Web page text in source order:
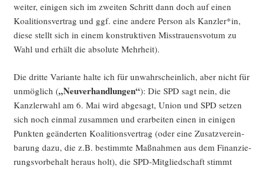
wei­ter, eini­gen sich im zwei­ten Schritt dann doch auf einen
Koali­ti­ons­ver­trag und ggf. eine ande­re Per­son als Kanzler*in,
die­se stellt sich in einem kon­struk­ti­ven Miss­trau­ens­vo­tum zu
Wahl und erhält die abso­lu­te Mehrheit).
Die drit­te Vari­an­te hal­te ich für unwahr­schein­lich, aber nicht für
unmög­lich („Neu­ver­hand­lun­gen“): Die SPD sagt nein, die
Kanz­ler­wahl am 6. Mai wird abge­sagt, Uni­on und SPD set­zen
sich noch ein­mal zusam­men und erar­bei­ten einen in eini­gen
Punk­ten geän­der­ten Koali­ti­ons­ver­trag (oder eine Zusatz­ver­ein­
ba­rung dazu, die z.B. bestimm­te Maß­nah­men aus dem Finan­zie­
rungs­vor­be­halt her­aus holt), die SPD-Mit­glied­schaft stimmt